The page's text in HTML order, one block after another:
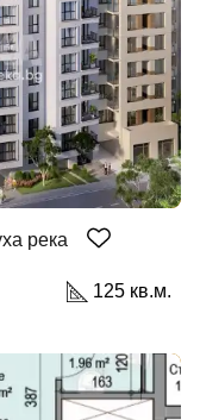
река
125 кв.м.